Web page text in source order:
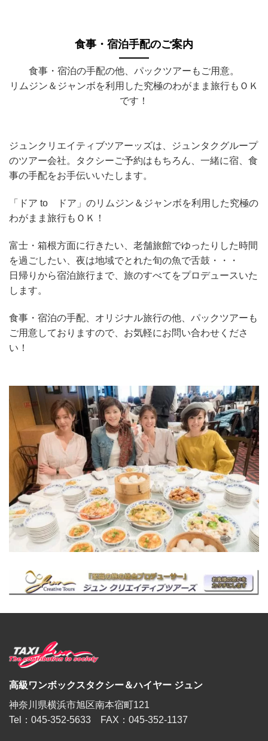
食事・宿泊手配のご案内
食事・宿泊の手配の他、パックツアーもご用意。
リムジン＆ジャンボを利用した究極のわがまま旅行もＯＫ
です！
ジュンクリエイティブツアーッズは、ジュンタクグループ
のツアー会社。タクシーご予約はもちろん、一緒に宿、食
事の手配をお手伝いいたします。
「ドア to ドア」のリムジン＆ジャンボを利用した究極の
わがまま旅行もＯＫ！
富士・箱根方面に行きたい、老舗旅館でゆったりした時間
を過ごしたい、夜は地域でとれた旬の魚で舌鼓・・・
日帰りから宿泊旅行まで、旅のすべてをプロデュースいた
します。
食事・宿泊の手配、オリジナル旅行の他、パックツアーも
ご用意しておりますので、お気軽にお問い合わせくださ
い！
高級ワンボックスタクシー＆ハイヤー ジュン
神奈川県横浜市旭区南本宿町121
Tel：045-352-5633 FAX：045-352-1137